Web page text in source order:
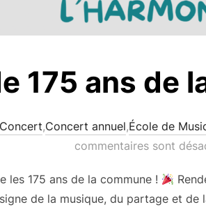
175 ans de
,Concert annuel,École de
commentaires sont
les 175 ans de la commune !
de la musique, du partage et de